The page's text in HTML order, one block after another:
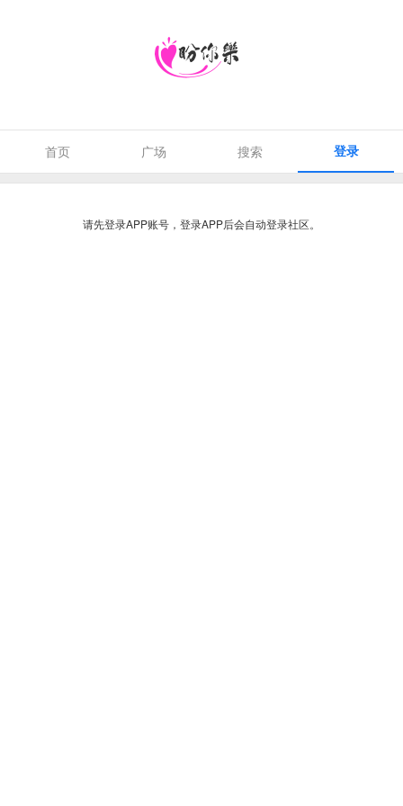
首页 广场 搜索 登录
请先登录APP账号，登录APP后会自动登录社区。